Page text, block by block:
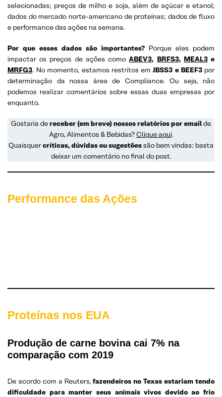
selecionadas; preços de milho e soja, além de açúcar e etanol;
dados do mercado norte-americano de proteínas; dados de fluxo
e performance das ações na semana.
Por que esses dados são importantes? Porque eles podem
impactar os preços de ações como ABEV3, BRFS3, MEAL3e
MRFG3. No momento, estamos restritos emJBSS3 e BEEF3por
determinação da nossa área de Compliance. Ou seja, não
podemos realizar comentários sobre essas duas empresas por
enquanto.
Gostaria dereceber (em breve) nossos relatórios por emailde
Agro, Alimentos & Bebidas?Clique aqui.
Quaisquercríticas, dúvidas ou sugestõessão bem vindas: basta
deixar um comentário no final do post.
Performance das Ações
Proteínas nos EUA
Produção de carne bovina cai 7% na
comparação com 2019
De acordo com a Reuters,fazendeiros no Texas estariam tendo
dificuldade para manter seus animais vivos devido ao frio